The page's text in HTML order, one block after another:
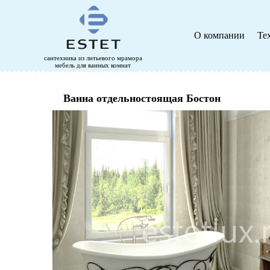
сантехника из литьевого мрамора
мебель для ванных комнат
О компании
Ванна отдельностоящая Бостон